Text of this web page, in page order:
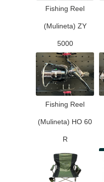
Fishing Reel
(Mulineta) ZY
5000
Fishing Reel
(Mulineta) HO 60
R